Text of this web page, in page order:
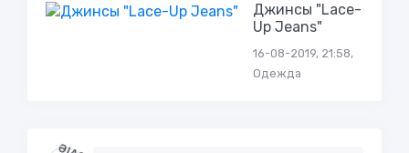
Джинсы "Lace-
Up Jeans"
16-08-2019, 21:58,
Одежда